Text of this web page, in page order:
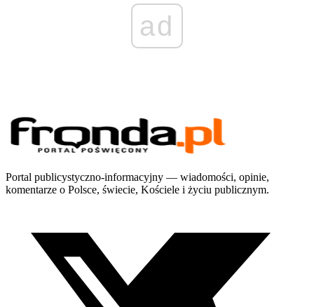
ad
Portal publicystyczno-informacyjny — wiadomości, opinie,
komentarze o Polsce, świecie, Kościele i życiu publicznym.